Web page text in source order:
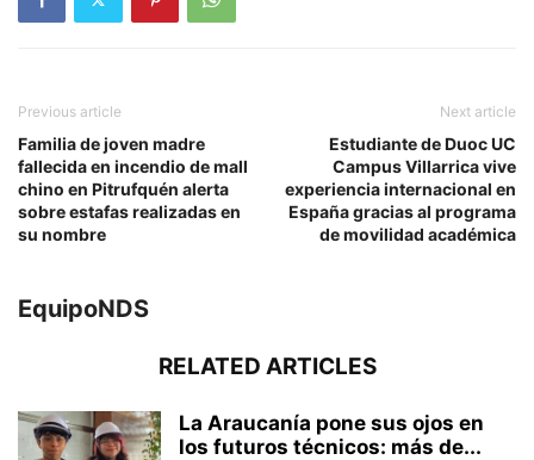
Previous article
Familia de joven madre
fallecida en incendio de mall
chino en Pitrufquén alerta
sobre estafas realizadas en
su nombre
Next article
Estudiante de Duoc UC
Campus Villarrica vive
experiencia internacional en
España gracias al programa
de movilidad académica
EquipoNDS
RELATED ARTICLES
La Araucanía pone sus ojos en
los futuros técnicos: más de...